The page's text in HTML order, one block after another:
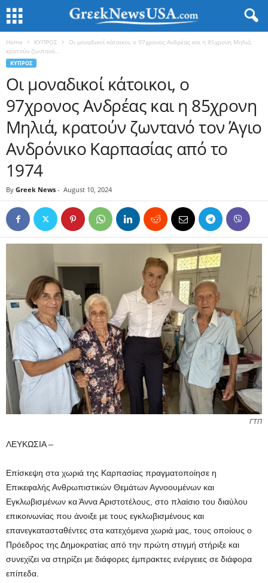
Home ΚΥΠΡΟΣ
Οι μοναδικοί κάτοικοι, ο 97χρονος Ανδρέας και η 85χρονη Μηλιά,
κρατούν ζωντανό...
ΚΥΠΡΟΣ
Οι μοναδικοί κάτοικοι, ο
97χρονος Ανδρέας και η 85χρονη
Μηλιά, κρατούν ζωντανό τον Άγιο
Ανδρόνικο Καρπασίας από το
1974
By Greek News - August 10, 2024
ΓΤΠ
ΛΕΥΚΩΣΙΑ –
Επίσκεψη στα χωριά της Καρπασίας πραγματοποίησε η
Επικεφαλής Ανθρωπιστικών Θεμάτων Αγνοουμένων και
Εγκλωβισμένων κα Άννα Αριστοτέλους, στο πλαίσιο του διαύλου
επικοινωνίας που άνοιξε με τους εγκλωβισμένους και
επανεγκατασταθέντες στα κατεχόμενα χωριά μας, τους οποίους ο
Πρόεδρος της Δημοκρατίας από την πρώτη στιγμή στήριξε και
συνεχίζει να στηρίζει με διάφορες έμπρακτες ενέργειες σε διάφορα
επίπεδα.